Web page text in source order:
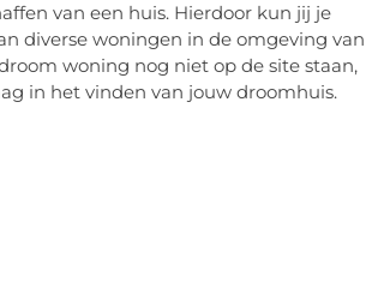
van een huis. Hierdoor kun jij je
diverse woningen in de omgeving van
woning nog niet op de site staan,
in het vinden van jouw droomhuis.